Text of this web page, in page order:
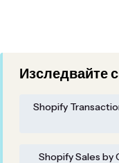
Изследвайте
Shopify
Shopify Sales by